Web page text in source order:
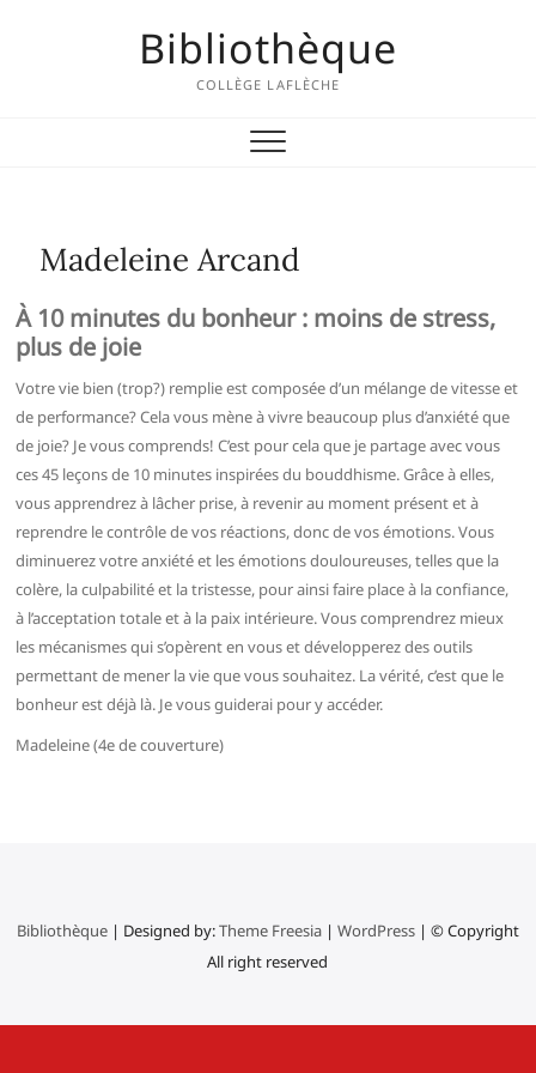
Bibliothèque
COLLÈGE LAFLÈCHE
Madeleine Arcand
À 10 minutes du bonheur : moins de stress,
plus de joie
Votre vie bien (trop?) remplie est composée d’un mélange de vitesse et
de performance? Cela vous mène à vivre beaucoup plus d’anxiété que
de joie? Je vous comprends! C’est pour cela que je partage avec vous
ces 45 leçons de 10 minutes inspirées du bouddhisme. Grâce à elles,
vous apprendrez à lâcher prise, à revenir au moment présent et à
reprendre le contrôle de vos réactions, donc de vos émotions. Vous
diminuerez votre anxiété et les émotions douloureuses, telles que la
colère, la culpabilité et la tristesse, pour ainsi faire place à la confiance,
à l’acceptation totale et à la paix intérieure. Vous comprendrez mieux
les mécanismes qui s’opèrent en vous et développerez des outils
permettant de mener la vie que vous souhaitez. La vérité, c’est que le
bonheur est déjà là. Je vous guiderai pour y accéder.
Madeleine (4e de couverture)
Bibliothèque| Designed by:Theme Freesia| WordPress| © Copyright
All right reserved